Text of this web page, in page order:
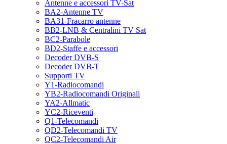
Antenne e accessori TV-Sat
BA2-Antenne TV
BA31-Fracarro antenne
BB2-LNB & Centralini TV Sat
BC2-Parabole
BD2-Staffe e accessori
Decoder DVB-S
Decoder DVB-T
Supporti TV
Y1-Radiocomandi
YB2-Radiocomandi Originali
YA2-Allmatic
YC2-Riceventi
Q1-Telecomandi
QD2-Telecomandi TV
QC2-Telecomandi Air